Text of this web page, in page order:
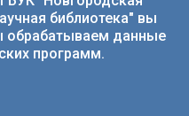
управы о
права на
мая 1886 года
голове А. А.
театра : 8 августа
библиотека" вы
обрабатываем данные
программ.